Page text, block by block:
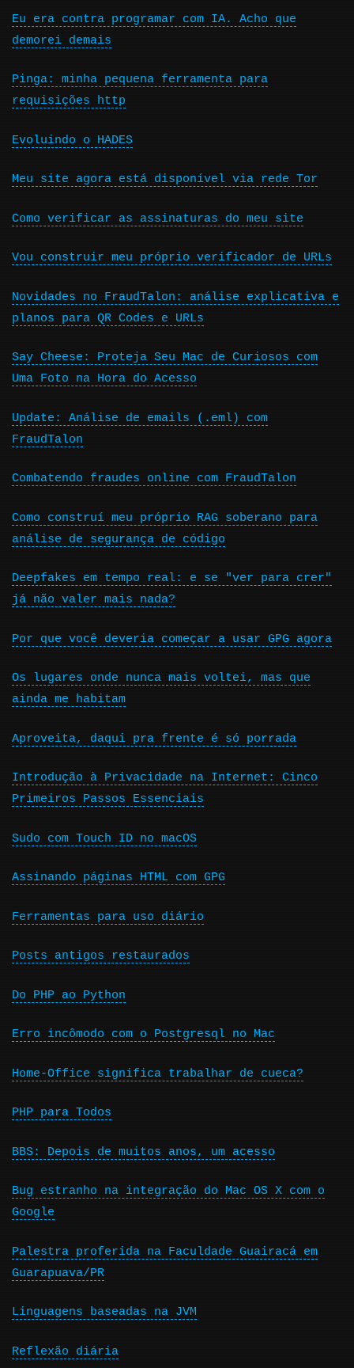
Eu era contra programar com IA. Acho que
demorei demais
Pinga: minha pequena ferramenta para
requisições http
Evoluindo o HADES
Meu site agora está disponível via rede Tor
Como verificar as assinaturas do meu site
Vou construir meu próprio verificador de URLs
Novidades no FraudTalon: análise explicativa e
planos para QR Codes e URLs
Say Cheese: Proteja Seu Mac de Curiosos com
Uma Foto na Hora do Acesso
Update: Análise de emails (.eml) com
FraudTalon
Combatendo fraudes online com FraudTalon
Como construí meu próprio RAG soberano para
análise de segurança de código
Deepfakes em tempo real: e se "ver para crer"
já não valer mais nada?
Por que você deveria começar a usar GPG agora
Os lugares onde nunca mais voltei, mas que
ainda me habitam
Aproveita, daqui pra frente é só porrada
Introdução à Privacidade na Internet: Cinco
Primeiros Passos Essenciais
Sudo com Touch ID no macOS
Assinando páginas HTML com GPG
Ferramentas para uso diário
Posts antigos restaurados
Do PHP ao Python
Erro incômodo com o Postgresql no Mac
Home-Office significa trabalhar de cueca?
PHP para Todos
BBS: Depois de muitos anos, um acesso
Bug estranho na integração do Mac OS X com o
Google
Palestra proferida na Faculdade Guairacá em
Guarapuava/PR
Linguagens baseadas na JVM
Reflexão diária